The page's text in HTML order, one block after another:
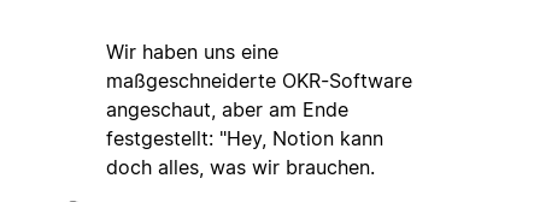
Wir haben uns eine
maßgeschneiderte OKR-Software
angeschaut, aber am Ende
festgestellt: "Hey, Notion kann
doch alles, was wir brauchen.